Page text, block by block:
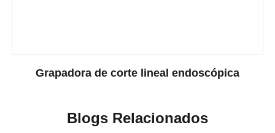
Grapadora de corte lineal endoscópica
Blogs Relacionados